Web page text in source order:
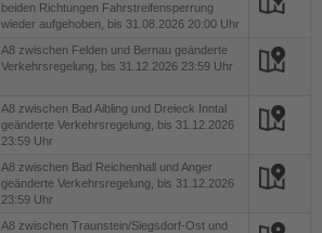
beiden Richtungen Fahrstreifensperrung
wieder aufgehoben, bis 31.08.2026 20:00 Uhr
A8 zwischen Felden und Bernau geänderte
Verkehrsregelung, bis 31.12.2026 23:59 Uhr
A8 zwischen Bad Aibling und Dreieck Inntal
geänderte Verkehrsregelung, bis 31.12.2026
23:59 Uhr
A8 zwischen Bad Reichenhall und Anger
geänderte Verkehrsregelung, bis 31.12.2026
23:59 Uhr
A8 zwischen Traunstein/Siegsdorf-Ost und